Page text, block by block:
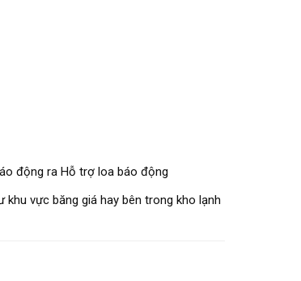
động ra Hỗ trợ loa báo động
vực băng giá hay bên trong kho lạnh